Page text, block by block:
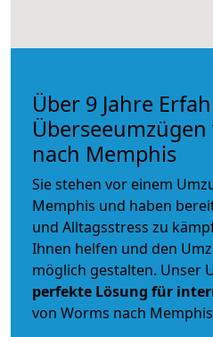
Über 9 Jahre
nach Memphis
Sie stehen vor einem
Memphis und haben
und Alltagsstress zu
Ihnen helfen und den
möglich gestalten. Unser
perfekte Lösung für
von Worms nach